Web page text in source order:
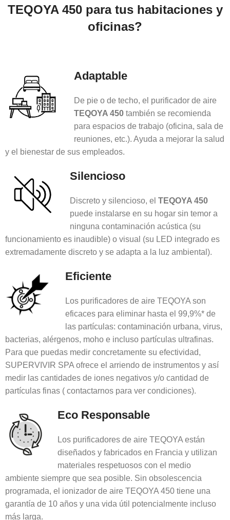
TEQOYA 450 para tus habitaciones y
oficinas?
Adaptable
De pie o de techo, el purificador de aire
TEQOYA 450 también se recomienda
para espacios de trabajo (oficina, sala de
reuniones, etc.). Ayuda a mejorar la salud
y el bienestar de sus empleados.
Silencioso
Discreto y silencioso, el TEQOYA 450
puede instalarse en su hogar sin temor a
ninguna contaminación acústica (su
funcionamiento es inaudible) o visual (su LED integrado es
extremadamente discreto y se adapta a la luz ambiental).
Eficiente
Los purificadores de aire TEQOYA son
eficaces para eliminar hasta el 99,9%* de
las partículas: contaminación urbana, virus,
bacterias, alérgenos, moho e incluso partículas ultrafinas.
Para que puedas medir concretamente su efectividad,
SUPERVIVIR SPA ofrece el arriendo de instrumentos y así
medir las cantidades de iones negativos y/o cantidad de
partículas finas ( contactarnos para ver condiciones).
Eco Responsable
Los purificadores de aire TEQOYA están
diseñados y fabricados en Francia y utilizan
materiales respetuosos con el medio
ambiente siempre que sea posible. Sin obsolescencia
programada, el ionizador de aire TEQOYA 450 tiene una
garantía de 10 años y una vida útil potencialmente incluso
más larga.